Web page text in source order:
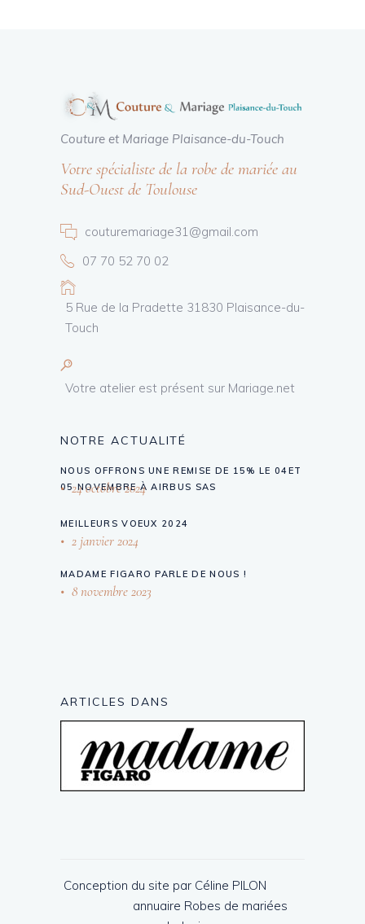
Couture et Mariage Plaisance-du-Touch
Votre spécialiste de la robe de mariée au
Sud-Ouest de Toulouse
couturemariage31@gmail.com
07 70 52 70 02
5 Rue de la Pradette 31830 Plaisance-du-
Touch
Votre atelier est présent sur Mariage.net
NOTRE ACTUALITÉ
NOUS OFFRONS UNE REMISE DE 15% LE 04ET
05 NOVEMBRE À AIRBUS SAS
24 octobre 2024
MEILLEURS VOEUX 2024
2 janvier 2024
MADAME FIGARO PARLE DE NOUS !
8 novembre 2023
ARTICLES DANS
Conception du site par Céline PILON
annuaire Robes de mariées